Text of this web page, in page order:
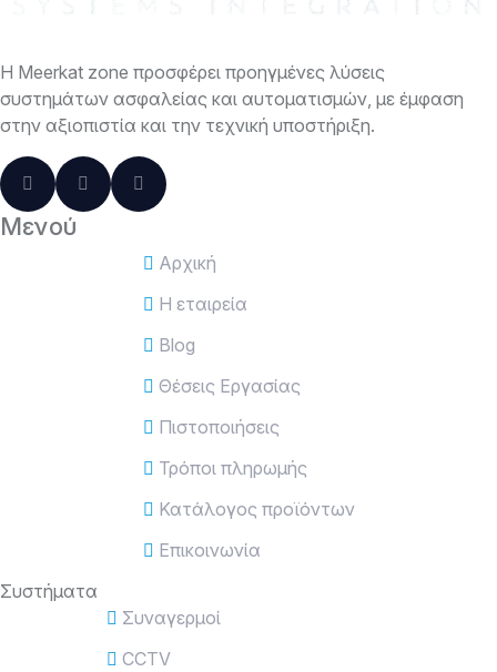
Η Meerkat zone προσφέρει προηγμένες λύσεις
συστημάτων ασφαλείας και αυτοματισμών, με έμφαση
στην αξιοπιστία και την τεχνική υποστήριξη.
Μενού
Αρχική
Η εταιρεία
Blog
Θέσεις Εργασίας
Πιστοποιήσεις
Τρόποι πληρωμής
Κατάλογος προϊόντων
Επικοινωνία
Συστήματα
Συναγερμοί
CCTV